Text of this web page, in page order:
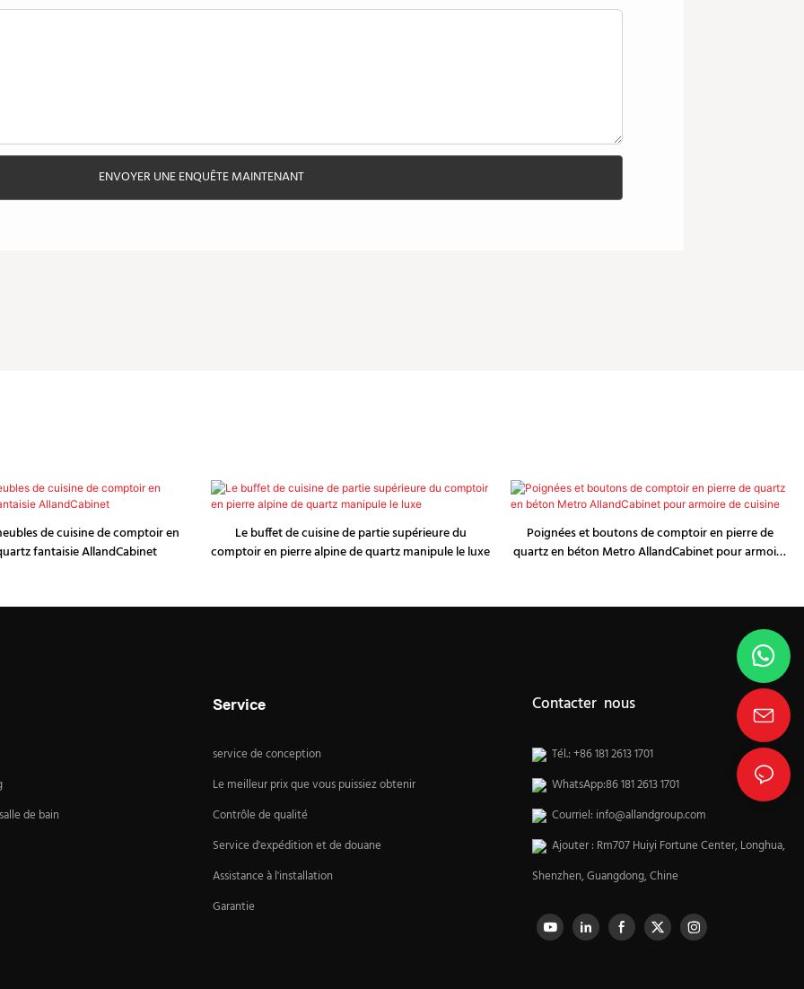
ENVOYER UNE ENQUÊTE MAINTENANT
de cuisine de comptoir en
fantaisie AllandCabinet
Le buffet de cuisine de partie supérieure du
comptoir en pierre alpine de quartz manipule le luxe
Poignées et boutons de comptoir en pierre de
quartz en béton Metro AllandCabinet pour armoire
de bain
Service
service de conception
Le meilleur prix que vous puissiez obtenir
Contrôle de qualité
Service d'expédition et de douane
Assistance à l'installation
Garantie
Contacter nous
Tél.: +86 181 2613 1701
WhatsApp:86 181 2613 1701
Courriel: info@allandgroup.com
Ajouter : Rm707 Huiyi Fortune Center, Longhua,
Shenzhen, Guangdong, Chine